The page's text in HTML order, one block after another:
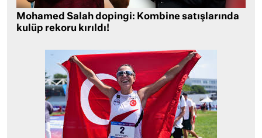
Mohamed Salah dopingi: Kombine satışlarında
kulüp rekoru kırıldı!